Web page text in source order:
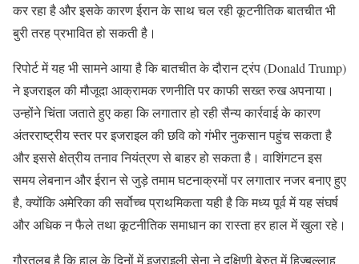
कर रहा है और इसके कारण ईरान के साथ चल रही कूटनीतिक बातचीत भी
बुरी तरह प्रभावित हो सकती है।
रिपोर्ट में यह भी सामने आया है कि बातचीत के दौरान ट्रंप (Donald Trump)
ने इजराइल की मौजूदा आक्रामक रणनीति पर काफी सख्त रुख अपनाया।
उन्होंने चिंता जताते हुए कहा कि लगातार हो रही सैन्य कार्रवाई के कारण
अंतरराष्ट्रीय स्तर पर इजराइल की छवि को गंभीर नुकसान पहुंच सकता है
और इससे क्षेत्रीय तनाव नियंत्रण से बाहर हो सकता है। वाशिंगटन इस
समय लेबनान और ईरान से जुड़े तमाम घटनाक्रमों पर लगातार नजर बनाए हुए
है, क्योंकि अमेरिका की सर्वोच्च प्राथमिकता यही है कि मध्य पूर्व में यह संघर्ष
और अधिक न फैले तथा कूटनीतिक समाधान का रास्ता हर हाल में खुला रहे।
गौरतलब है कि हाल के दिनों में इजराइली सेना ने दक्षिणी बेरुत में हिज्बुल्लाह